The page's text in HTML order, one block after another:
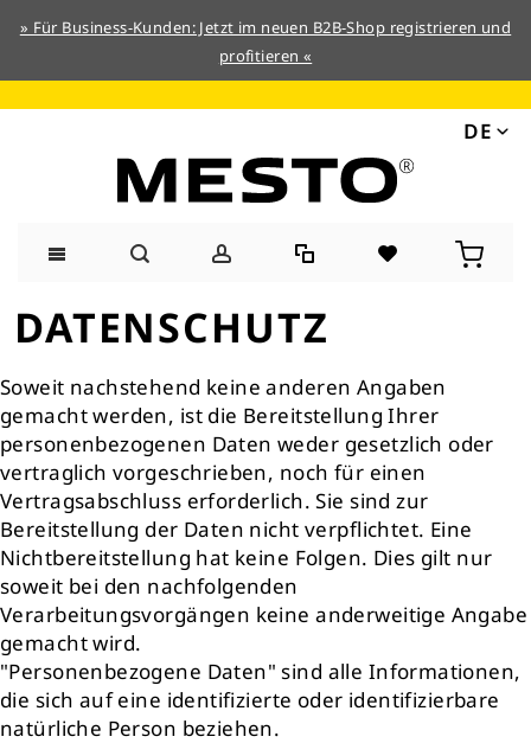
» Für Business-Kunden: Jetzt im neuen B2B-Shop registrieren und
profitieren «
DE
zum
Inhalt
DATENSCHUTZ
Soweit nachstehend keine anderen Angaben
gemacht werden, ist die Bereitstellung Ihrer
personenbezogenen Daten weder gesetzlich oder
vertraglich vorgeschrieben, noch für einen
Vertragsabschluss erforderlich. Sie sind zur
Bereitstellung der Daten nicht verpflichtet. Eine
Nichtbereitstellung hat keine Folgen. Dies gilt nur
soweit bei den nachfolgenden
Verarbeitungsvorgängen keine anderweitige Angabe
gemacht wird.
"Personenbezogene Daten" sind alle Informationen,
die sich auf eine identifizierte oder identifizierbare
natürliche Person beziehen.